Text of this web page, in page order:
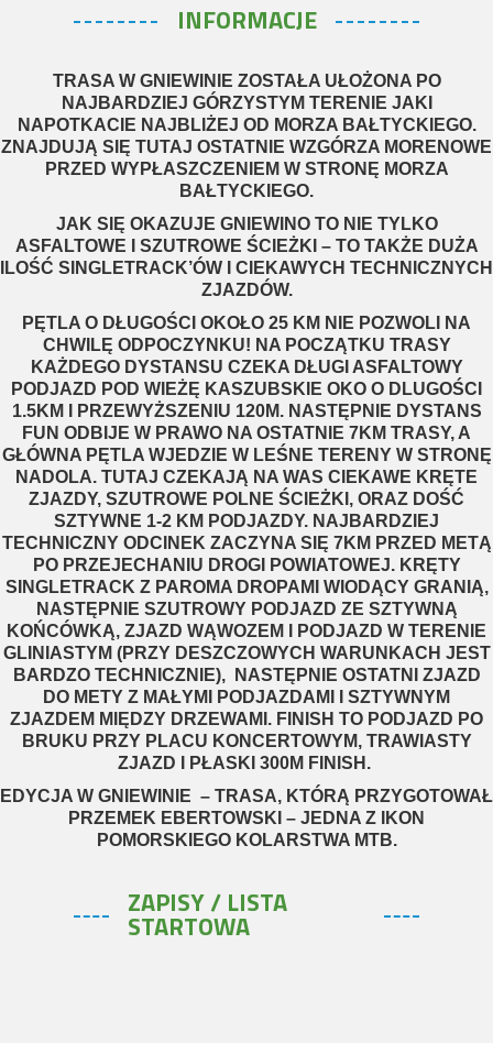
INFORMACJE
TRASA W GNIEWINIE ZOSTAŁA UŁOŻONA PO
NAJBARDZIEJ GÓRZYSTYM TERENIE JAKI
NAPOTKACIE NAJBLIŻEJ OD MORZA BAŁTYCKIEGO.
ZNAJDUJĄ SIĘ TUTAJ OSTATNIE WZGÓRZA MORENOWE
PRZED WYPŁASZCZENIEM W STRONĘ MORZA
BAŁTYCKIEGO.
JAK SIĘ OKAZUJE GNIEWINO TO NIE TYLKO
ASFALTOWE I SZUTROWE ŚCIEŻKI – TO TAKŻE DUŻA
ILOŚĆ SINGLETRACK’ÓW I CIEKAWYCH TECHNICZNYCH
ZJAZDÓW.
PĘTLA O DŁUGOŚCI OKOŁO 25 KM NIE POZWOLI NA
CHWILĘ ODPOCZYNKU! NA POCZĄTKU TRASY
KAŻDEGO DYSTANSU CZEKA DŁUGI ASFALTOWY
PODJAZD POD WIEŻĘ KASZUBSKIE OKO O DLUGOŚCI
1.5KM I PRZEWYŻSZENIU 120M. NASTĘPNIE DYSTANS
FUN ODBIJE W PRAWO NA OSTATNIE 7KM TRASY, A
GŁÓWNA PĘTLA WJEDZIE W LEŚNE TERENY W STRONĘ
NADOLA. TUTAJ CZEKAJĄ NA WAS CIEKAWE KRĘTE
ZJAZDY, SZUTROWE POLNE ŚCIEŻKI, ORAZ DOŚĆ
SZTYWNE 1-2 KM PODJAZDY. NAJBARDZIEJ
TECHNICZNY ODCINEK ZACZYNA SIĘ 7KM PRZED METĄ
PO PRZEJECHANIU DROGI POWIATOWEJ. KRĘTY
SINGLETRACK Z PAROMA DROPAMI WIODĄCY GRANIĄ,
NASTĘPNIE SZUTROWY PODJAZD ZE SZTYWNĄ
KOŃCÓWKĄ, ZJAZD WĄWOZEM I PODJAZD W TERENIE
GLINIASTYM (PRZY DESZCZOWYCH WARUNKACH JEST
BARDZO TECHNICZNIE), NASTĘPNIE OSTATNI ZJAZD
DO METY Z MAŁYMI PODJAZDAMI I SZTYWNYM
ZJAZDEM MIĘDZY DRZEWAMI. FINISH TO PODJAZD PO
BRUKU PRZY PLACU KONCERTOWYM, TRAWIASTY
ZJAZD I PŁASKI 300M FINISH.
EDYCJA W GNIEWINIE – TRASA, KTÓRĄ PRZYGOTOWAŁ
PRZEMEK EBERTOWSKI – JEDNA Z IKON
POMORSKIEGO KOLARSTWA MTB.
ZAPISY / LISTA
STARTOWA